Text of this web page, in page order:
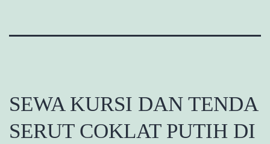
SEWA KURSI DAN TENDA
SERUT COKLAT PUTIH DI